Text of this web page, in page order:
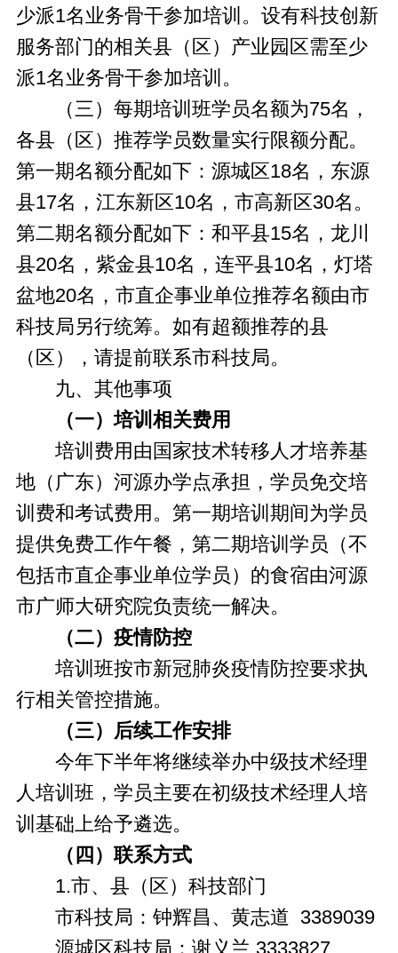
少派1名业务骨干参加培训。设有科技创新
服务部门的相关县（区）产业园区需至少
派1名业务骨干参加培训。
（三）每期培训班学员名额为75名，
各县（区）推荐学员数量实行限额分配。
第一期名额分配如下：源城区18名，东源
县17名，江东新区10名，市高新区30名。
第二期名额分配如下：和平县15名，龙川
县20名，紫金县10名，连平县10名，灯塔
盆地20名，市直企事业单位推荐名额由市
科技局另行统筹。如有超额推荐的县
（区），请提前联系市科技局。
九、其他事项
（一）培训相关费用
培训费用由国家技术转移人才培养基
地（广东）河源办学点承担，学员免交培
训费和考试费用。第一期培训期间为学员
提供免费工作午餐，第二期培训学员（不
包括市直企事业单位学员）的食宿由河源
市广师大研究院负责统一解决。
（二）疫情防控
培训班按市新冠肺炎疫情防控要求执
行相关管控措施。
（三）后续工作安排
今年下半年将继续举办中级技术经理
人培训班，学员主要在初级技术经理人培
训基础上给予遴选。
（四）联系方式
1.市、县（区）科技部门
市科技局：钟辉昌、黄志道 3389039
源城区科技局：谢义兰 3333827